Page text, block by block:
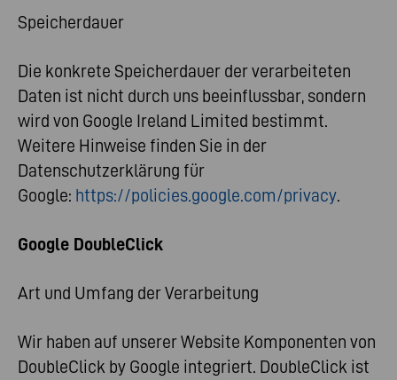
Speicherdauer
Die konkrete Speicherdauer der verarbeiteten
Daten ist nicht durch uns beeinflussbar, sondern
wird von Google Ireland Limited bestimmt.
Weitere Hinweise finden Sie in der
Datenschutzerklärung für
Google: https://policies.google.com/privacy.
Google DoubleClick
Art und Umfang der Verarbeitung
Wir haben auf unserer Website Komponenten von
DoubleClick by Google integriert. DoubleClick ist